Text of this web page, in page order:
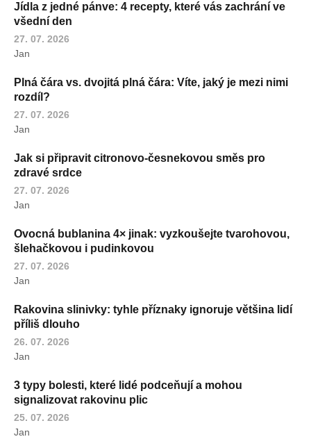
Jídla z jedné pánve: 4 recepty, které vás zachrání ve
všední den
27. 07. 2026
Jan
Plná čára vs. dvojitá plná čára: Víte, jaký je mezi nimi
rozdíl?
27. 07. 2026
Jan
Jak si připravit citronovo-česnekovou směs pro
zdravé srdce
27. 07. 2026
Jan
Ovocná bublanina 4× jinak: vyzkoušejte tvarohovou,
šlehačkovou i pudinkovou
27. 07. 2026
Jan
Rakovina slinivky: tyhle příznaky ignoruje většina lidí
příliš dlouho
26. 07. 2026
Jan
3 typy bolesti, které lidé podceňují a mohou
signalizovat rakovinu plic
25. 07. 2026
Jan